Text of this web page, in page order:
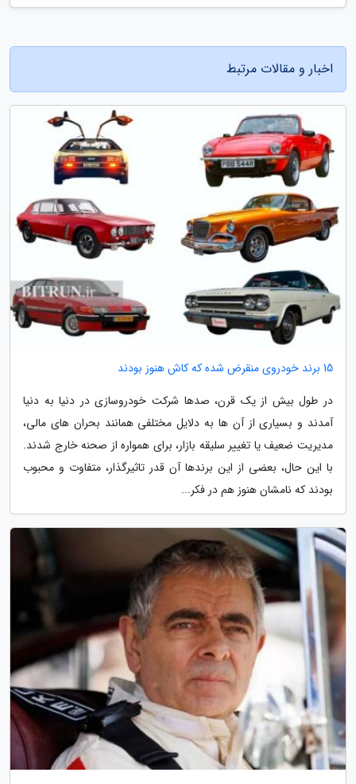
اخبار و مقالات مرتبط
15 برند خودروی منقرض شده که کاش هنوز بودند
در طول بیش از یک قرن، صدها شرکت خودروسازی در دنیا به دنیا
آمدند و بسیاری از آن ها به دلایل مختلفی همانند بحران های مالی،
مدیریت ضعیف یا تغییر سلیقه بازار، برای همواره از صحنه خارج شدند.
با این حال، بعضی از این برندها آن قدر تاثیرگذار، متفاوت و محبوب
بودند که نامشان هنوز هم در فکر...